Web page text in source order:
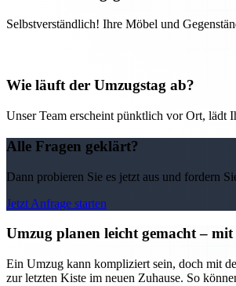
Selbstverständlich! Ihre Möbel und
Wie läuft der Umzugstag ab?
Unser Team erscheint pünktlich vor Ort, lädt
Alle Fragen geklärt?
Dann probieren Sie es jetzt aus und fordern
Jetzt Anfrage starten
Umzug planen leicht gemacht –
Ein Umzug kann kompliziert sein, doch mit
zur letzten Kiste im neuen Zuhause. So